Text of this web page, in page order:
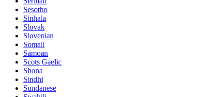
Sesotho
Sinhala
Slovak
Slovenian
Somali
Samoan
Scots Gaelic
Shona
Sindhi
Sundanese